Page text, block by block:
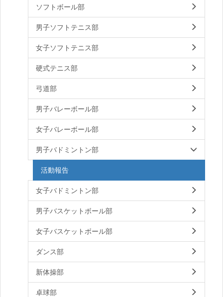
ソフトボール部
男子ソフトテニス部
女子ソフトテニス部
硬式テニス部
弓道部
男子バレーボール部
女子バレーボール部
男子バドミントン部
活動報告
女子バドミントン部
男子バスケットボール部
女子バスケットボール部
ダンス部
新体操部
卓球部